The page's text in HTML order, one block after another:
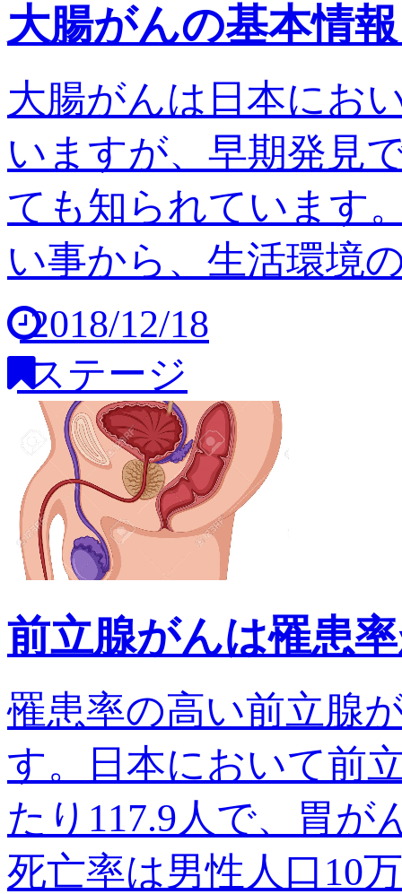
大腸がんの基本情
大腸がんは日本にお
いますが、早期発見
ても知られています
い事から、生活環境
2018/12/18
ステージ
前立腺がんは罹患
罹患率の高い前立腺
す。日本において前
たり117.9人で、胃が
死亡率は男性人口10